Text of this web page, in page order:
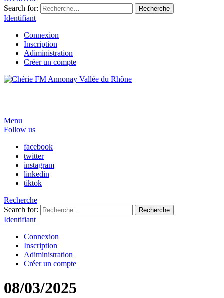
Search for:
Recherche
Identifiant
Connexion
Inscription
Adiministration
Créer un compte
Menu
Follow us
facebook
twitter
instagram
linkedin
tiktok
Recherche
Search for:
Recherche
Identifiant
Connexion
Inscription
Adiministration
Créer un compte
08/03/2025